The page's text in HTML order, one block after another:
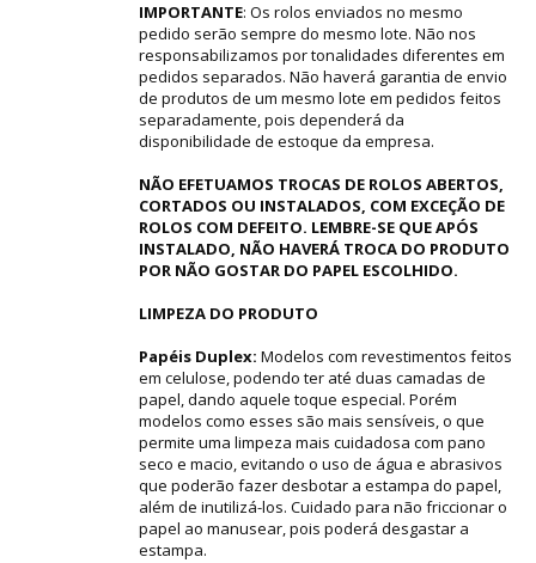
IMPORTANTE: Os rolos enviados no mesmo
pedido serão sempre do mesmo lote. Não nos
responsabilizamos por tonalidades diferentes em
pedidos separados. Não haverá garantia de envio
de produtos de um mesmo lote em pedidos feitos
separadamente, pois dependerá da
disponibilidade de estoque da empresa.
NÃO EFETUAMOS TROCAS DE ROLOS ABERTOS,
CORTADOS OU INSTALADOS, COM EXCEÇÃO DE
ROLOS COM DEFEITO. LEMBRE-SE QUE APÓS
INSTALADO, NÃO HAVERÁ TROCA DO PRODUTO
POR NÃO GOSTAR DO PAPEL ESCOLHIDO.
LIMPEZA DO PRODUTO
Papéis Duplex: Modelos com revestimentos feitos
em celulose, podendo ter até duas camadas de
papel, dando aquele toque especial. Porém
modelos como esses são mais sensíveis, o que
permite uma limpeza mais cuidadosa com pano
seco e macio, evitando o uso de água e abrasivos
que poderão fazer desbotar a estampa do papel,
além de inutilizá-los. Cuidado para não friccionar o
papel ao manusear, pois poderá desgastar a
estampa.